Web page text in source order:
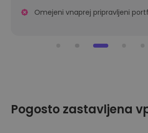
Strma krivulja učenja
Zapleten postopek preverjanja
Omejeni vnaprej pripravljeni
Pogosto zastavljena